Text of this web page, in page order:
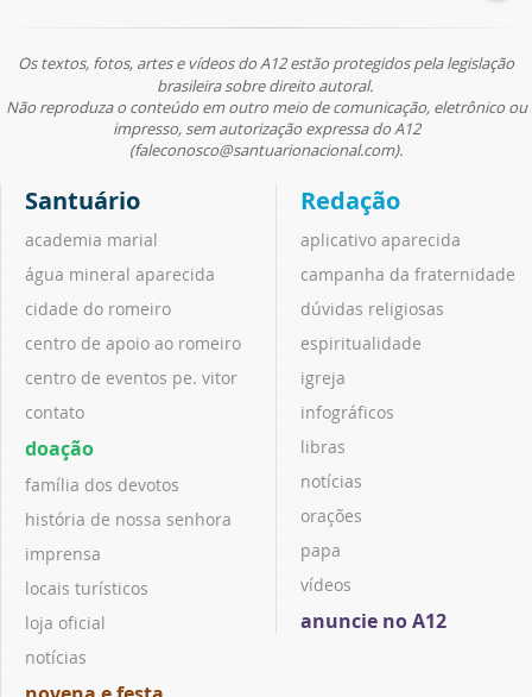
Os textos, fotos, artes e vídeos do A12 estão protegidos pela legislação
brasileira sobre direito autoral.
Não reproduza o conteúdo em outro meio de comunicação, eletrônico ou
impresso, sem autorização expressa do A12
(faleconosco@santuarionacional.com).
Santuário
academia marial
água mineral aparecida
cidade do romeiro
centro de apoio ao romeiro
centro de eventos pe. vitor
contato
doação
família dos devotos
história de nossa senhora
imprensa
locais turísticos
loja oficial
notícias
Redação
aplicativo aparecida
campanha da fraternidade
dúvidas religiosas
espiritualidade
igreja
infográficos
libras
notícias
orações
papa
vídeos
anuncie no A12